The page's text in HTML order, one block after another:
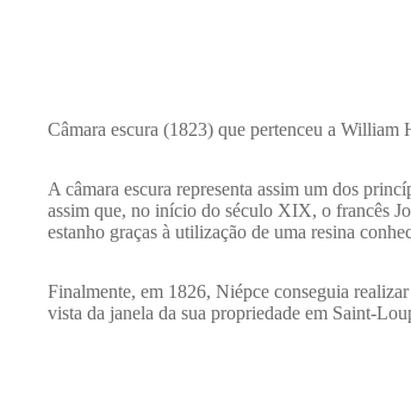
Câmara escura (1823) que pertenceu a
A câmara escura representa assim um dos
assim que, no início do século XIX, o francês
estanho graças à utilização de uma resina
Finalmente, em 1826, Niépce conseguia
vista da janela da sua propriedade em Saint-